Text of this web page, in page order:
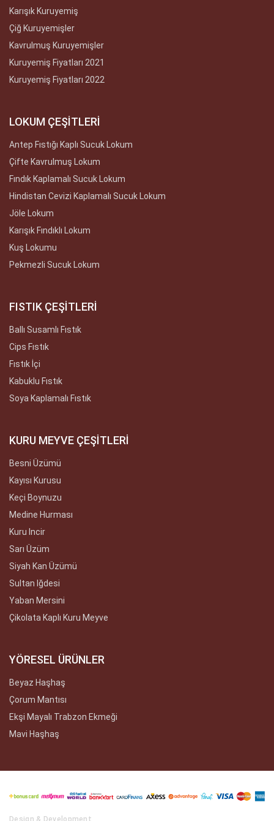
Karışık Kuruyemiş
Çiğ Kuruyemişler
Kavrulmuş Kuruyemişler
Kuruyemiş Fiyatları 2021
Kuruyemiş Fiyatları 2022
LOKUM ÇEŞİTLERİ
Antep Fıstığı Kaplı Sucuk Lokum
Çifte Kavrulmuş Lokum
Fındık Kaplamalı Sucuk Lokum
Hindistan Cevizi Kaplamalı Sucuk Lokum
Jöle Lokum
Karışık Fındıklı Lokum
Kuş Lokumu
Pekmezli Sucuk Lokum
FISTIK ÇEŞİTLERİ
Ballı Susamlı Fıstık
Cips Fıstık
Fıstık İçi
Kabuklu Fıstık
Soya Kaplamalı Fıstık
KURU MEYVE ÇEŞİTLERİ
Besni Üzümü
Kayısı Kurusu
Keçi Boynuzu
Medine Hurması
Kuru Incir
Sarı Üzüm
Siyah Kan Üzümü
Sultan Iğdesi
Yaban Mersini
Çikolata Kaplı Kuru Meyve
YÖRESEL ÜRÜNLER
Beyaz Haşhaş
Çorum Mantısı
Ekşi Mayalı Trabzon Ekmeği
Mavi Haşhaş